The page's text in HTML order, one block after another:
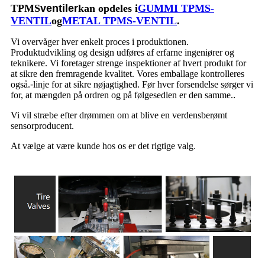
TPMSventilerkan opdeles iGUMMI TPMS-
VENTILogMETAL TPMS-VENTIL.
Vi overvåger hver enkelt proces i produktionen.
Produktudvikling og design udføres af erfarne ingeniører og
teknikere. Vi foretager strenge inspektioner af hvert produkt for
at sikre den fremragende kvalitet. Vores emballage kontrolleres
også.-linje for at sikre nøjagtighed. Før hver forsendelse sørger vi
for, at mængden på ordren og på følgesedlen er den samme..
Vi vil stræbe efter drømmen om at blive en verdensberømt
sensorproducent.
At vælge at være kunde hos os er det rigtige valg.